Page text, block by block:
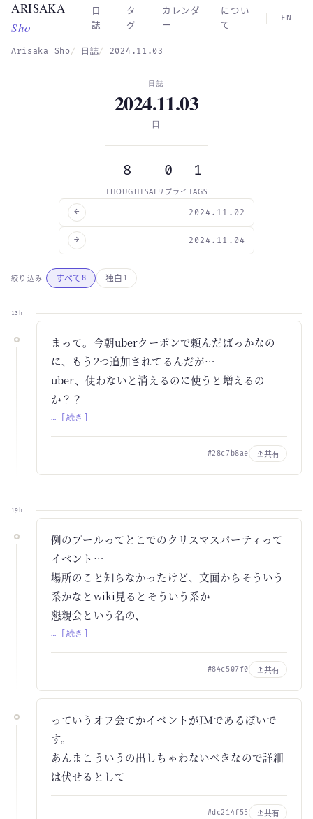
Skip to main content
ARISAKA
Sho
日
誌
タ
グ
カレンダ
ー
につい
て
EN
Arisaka Sho 日誌 2024.11.03
← 2024.11.02
日誌
2024.11.03
日
8
THOUGHTS
0
AIリプライ
1
TAGS
2024.11.04
→
絞り込み すべて8 独白 1
13h
まって。今朝uberクーポンで頼んだばっかなの
に、もう2つ追加されてるんだが…
uber、使わないと消えるのに使うと増えるの
か？？
… [続き]
#28c7b8ae 共有
19h
例のプールってとこでのクリスマスパーティって
イベント…
場所のこと知らなかったけど、文面からそういう
系かなとwiki見るとそういう系か
懇親会という名の、
… [続き]
#84c507f0 共有
っていうオフ会てかイベントがJMであるぽいで
す。
あんまこういうの出しちゃわないべきなので詳細
は伏せるとして
#dc214f55 共有